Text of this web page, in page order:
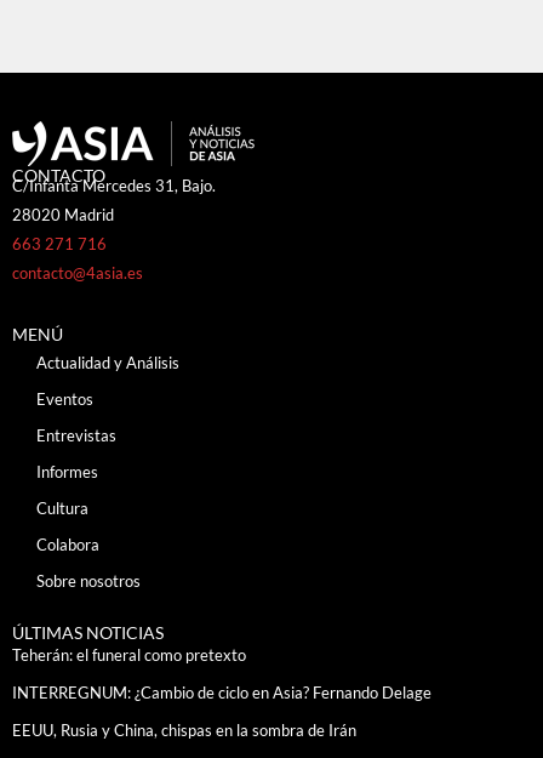
CONTACTO
C/Infanta Mercedes 31, Bajo.
28020 Madrid
663 271 716
contacto@4asia.es
MENÚ
Actualidad y Análisis
Eventos
Entrevistas
Informes
Cultura
Colabora
Sobre nosotros
ÚLTIMAS NOTICIAS
Teherán: el funeral como pretexto
INTERREGNUM: ¿Cambio de ciclo en Asia? Fernando Delage
EEUU, Rusia y China, chispas en la sombra de Irán